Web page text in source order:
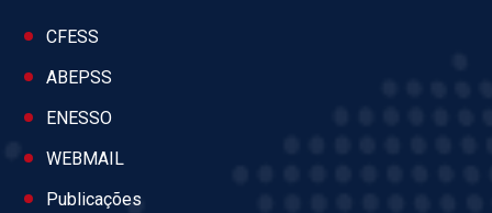
CFESS
ABEPSS
ENESSO
WEBMAIL
Publicações